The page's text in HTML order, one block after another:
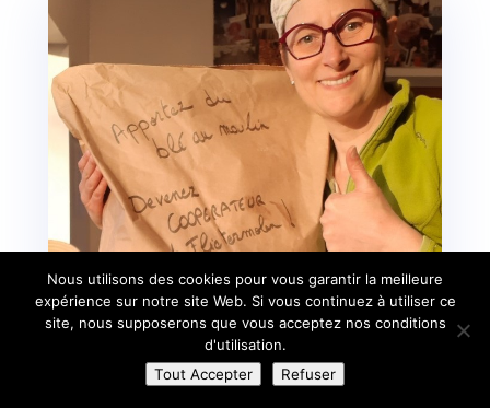
Apportez du blé au moulin!
Les coulisses
Flietermolen, le moulin où j'achète mes farines
Nous utilisons des cookies pour vous garantir la meilleure
expérience sur notre site Web. Si vous continuez à utiliser ce
site, nous supposerons que vous acceptez nos conditions
d'utilisation.
Tout Accepter
Refuser